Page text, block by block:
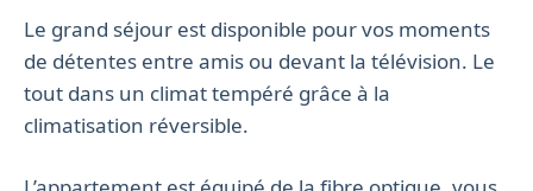
Le grand séjour est disponible pour vos moments
de détentes entre amis ou devant la télévision. Le
tout dans un climat tempéré grâce à la
climatisation réversible.